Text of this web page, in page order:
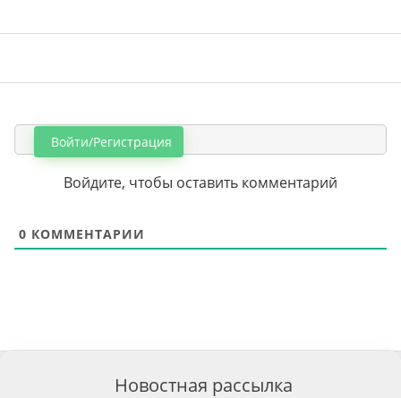
Войти/Регистрация
Войдите, чтобы оставить комментарий
0 КОММЕНТАРИИ
Новостная рассылка